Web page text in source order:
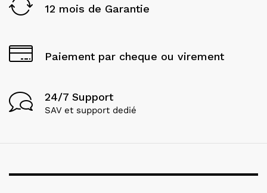
12 mois de Garantie
Paiement par cheque ou virement
24/7 Support
SAV et support dedié